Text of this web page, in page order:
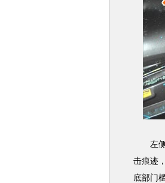
左侧
击痕迹
底部门